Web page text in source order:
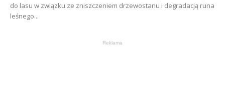
do lasu w związku ze zniszczeniem drzewostanu i degradacją runa
leśnego...
Reklama